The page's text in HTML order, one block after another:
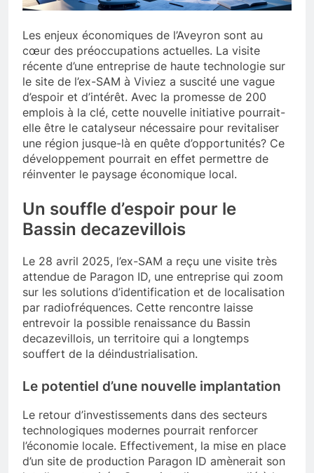
Les enjeux économiques de l’Aveyron sont au
cœur des préoccupations actuelles. La visite
récente d’une entreprise de haute technologie sur
le site de l’ex-SAM à Viviez a suscité une vague
d’espoir et d’intérêt. Avec la promesse de 200
emplois à la clé, cette nouvelle initiative pourrait-
elle être le catalyseur nécessaire pour revitaliser
une région jusque-là en quête d’opportunités? Ce
développement pourrait en effet permettre de
réinventer le paysage économique local.
Un souffle d’espoir pour le
Bassin decazevillois
Le 28 avril 2025, l’ex-SAM a reçu une visite très
attendue de Paragon ID, une entreprise qui zoom
sur les solutions d’identification et de localisation
par radiofréquences. Cette rencontre laisse
entrevoir la possible renaissance du Bassin
decazevillois, un territoire qui a longtemps
souffert de la déindustrialisation.
Le potentiel d’une nouvelle implantation
Le retour d’investissements dans des secteurs
technologiques modernes pourrait renforcer
l’économie locale. Effectivement, la mise en place
d’un site de production Paragon ID amènerait son